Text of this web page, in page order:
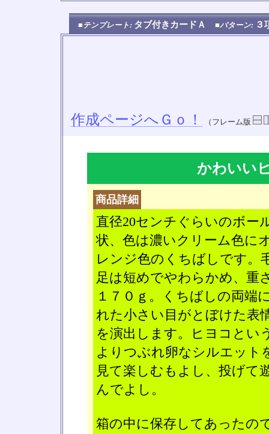
■テンプレート: タブ付きカードＡ ■パターン:
作成ページへＧｏ！ （フレーム版
かわいい
商品詳細
直径20センチぐらいのボー
状、色は濃いクリーム色に
レンジ色のくちばしです。
足は短めでやわらかめ、重
１７０ｇ。くちばしの両端
れた小さい目がとぼけた表
を演出します。ヒヨコとい
よりつぶれ卵なシルエット
見て楽しむもよし、投げて
んでよし。
箱の中に保存してあったの